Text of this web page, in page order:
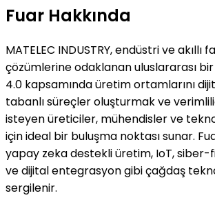
Fuar Hakkında
MATELEC INDUSTRY, endüstri ve akıllı
çözümlerine odaklanan uluslararası
4.0 kapsamında üretim ortamlarını
tabanlı süreçler oluşturmak ve
isteyen üreticiler, mühendisler ve
için ideal bir buluşma noktası sunar.
yapay zeka destekli üretim, IoT, siber-
ve dijital entegrasyon gibi çağdaş
sergilenir.